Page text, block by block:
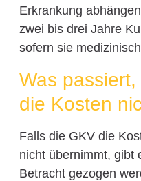
Erkrankung
zwei bis drei Jahre
sofern sie
Was
die Kosten
Falls die GKV die
nicht übernimmt, gibt
Betracht gezogen